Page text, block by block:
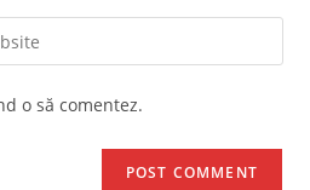
o să comentez.